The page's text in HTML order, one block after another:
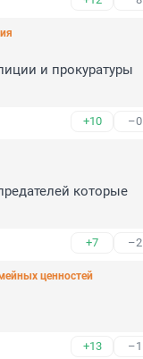
и прокуратуры
+10 –0
которые
+7 –2
ценностей
+13 –1